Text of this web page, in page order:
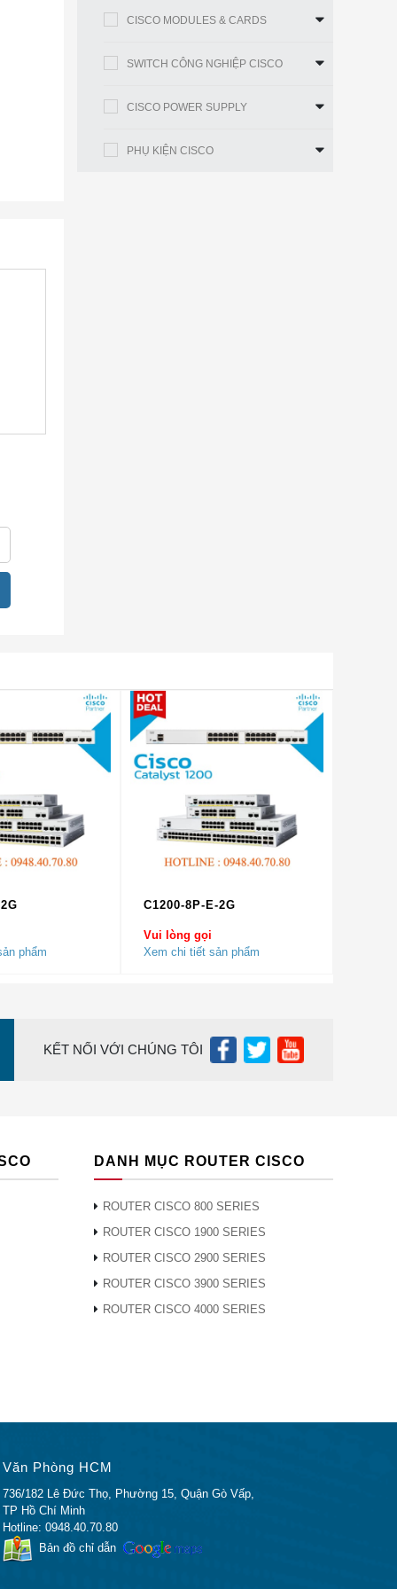
10G-
CISCO MODULES & CARDS
SWITCH CÔNG NGHIỆP CISCO
CISCO POWER SUPPLY
PHỤ KIỆN CISCO
phẩm
C1200-8P-E-2G
Vui lòng gọi
Xem chi tiết sản phẩm
KẾT NỐI VỚI CHÚNG TÔI
DANH MỤC ROUTER CISCO
ROUTER CISCO 800 SERIES
ROUTER CISCO 1900 SERIES
ROUTER CISCO 2900 SERIES
ROUTER CISCO 3900 SERIES
ROUTER CISCO 4000 SERIES
Văn Phòng HCM
736/182 Lê Đức Thọ, Phường 15, Quận Gò Vấp,
TP Hồ Chí Minh
Hotline: 0948.40.70.80
Bản đồ chỉ dẫn